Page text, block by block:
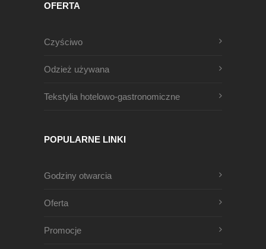
OFERTA
Czyściwo
Odzież używana
Tekstylia hotelowo-gastronomiczne
POPULARNE LINKI
Godziny otwarcia
Oferta
Promocje